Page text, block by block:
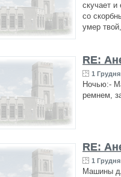
скучает
со
умер
RE:
1 Грудня
Ночью:-
ремнем,
RE:
1
Машины